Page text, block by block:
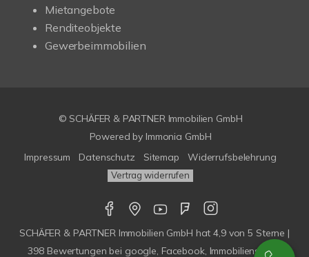
Mietangebote
Renditeobjekte
Gewerbeimmobilien
© SCHÄFER & PARTNER Immobilien GmbH
Powered by Immonia GmbH
Impressum
Datenschutz Sitemap Widerrufsbelehrung
Vertrag widerrufen
SCHÄFER & PARTNER Immobilien GmbH hat4,9von5 Sterne |
398 Bewertungen bei google, Facebook, Immobilienscout,